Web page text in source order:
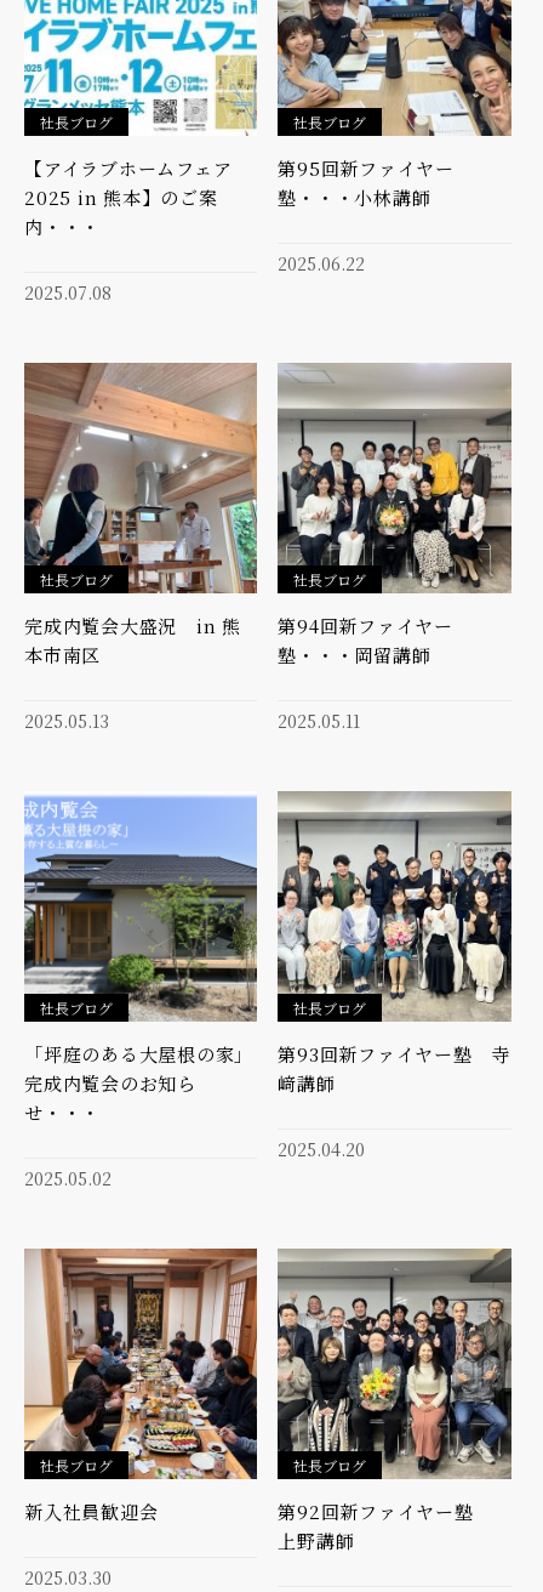
社長ブログ
【アイラブホームフェア
2025 in 熊本】のご案
内・・・
2025.07.08
社長ブログ
第95回新ファイヤー
塾・・・小林講師
2025.06.22
社長ブログ
完成内覧会大盛況 in 熊
本市南区
2025.05.13
社長ブログ
第94回新ファイヤー
塾・・・岡留講師
2025.05.11
社長ブログ
「坪庭のある大屋根の家」
完成内覧会のお知ら
せ・・・
2025.05.02
社長ブログ
第93回新ファイヤー塾 寺
﨑講師
2025.04.20
社長ブログ
新入社員歓迎会
2025.03.30
社長ブログ
第92回新ファイヤー塾
上野講師